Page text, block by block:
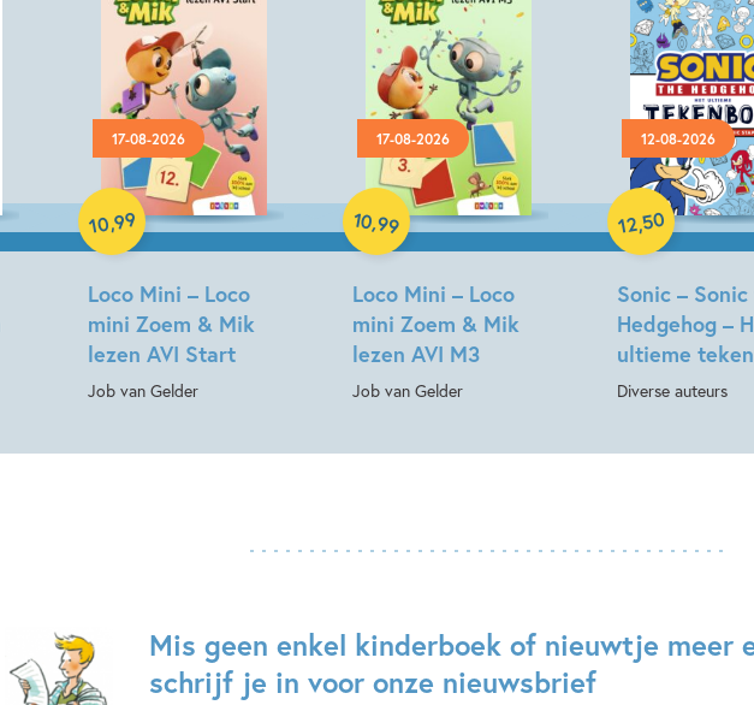
17-08-2026
Loco Mini – Loco
mini Zoem & Mik
lezen AVI Start
Job van Gelder
10,99
Paperback
17-08-2026
Loco Mini – Loco
mini Zoem & Mik
lezen AVI M3
Job van Gelder
10,99
Paperback
12-08-2026
Sonic –
Hedgehog –
ultieme
Diverse auteurs
12,50
Paperback
Mis geen enkel kinderboek of nieuwtje meer
schrijf je in voor onze nieuwsbrief